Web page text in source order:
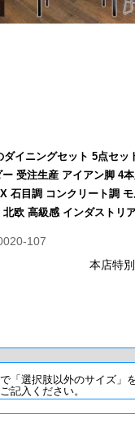
ダイニングセット 5点セッ
受注生産 アイアン脚 4
石目調 コンクリート調
欧 高級感 インダストリ
107
本店特
「選択肢以外のサイズ」
記入ください。